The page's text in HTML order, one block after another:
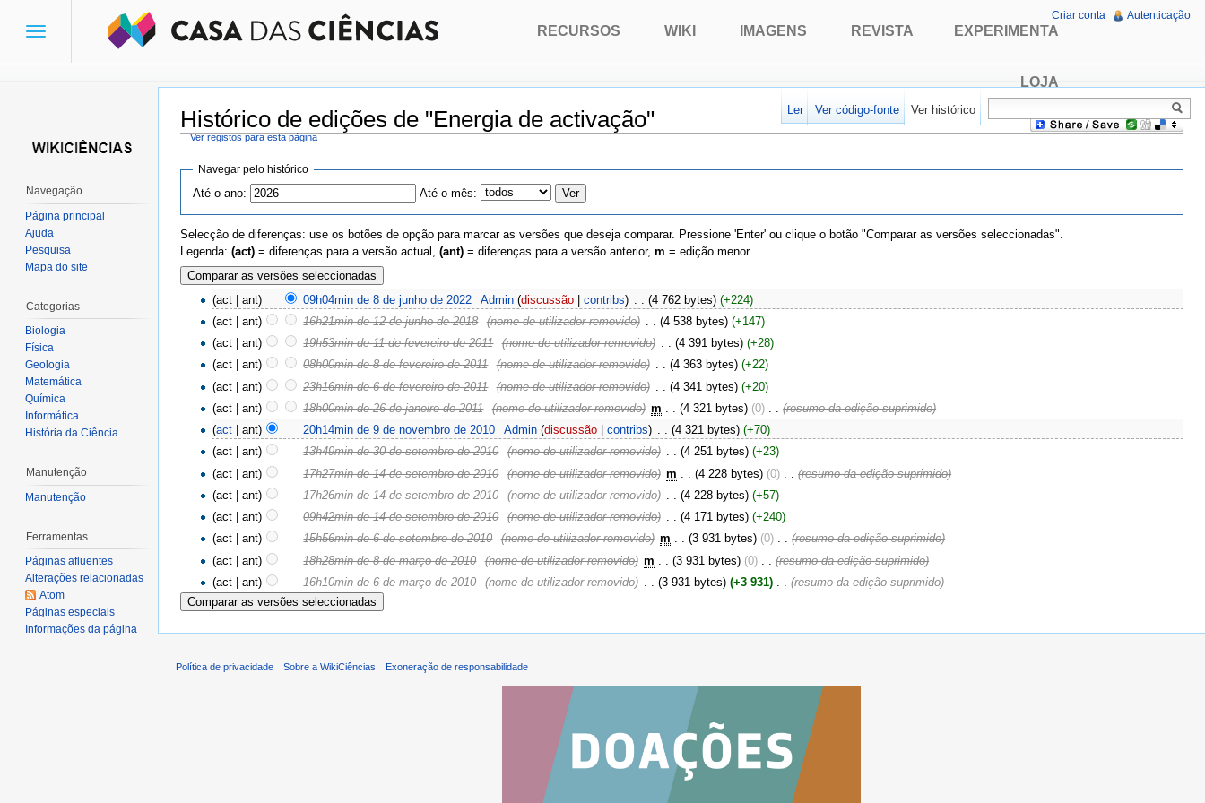
Histórico de edições de "Energia de activação"
Ver registos para esta página
Navegar pelo histórico
Até o ano: Até o mês:
Selecção de diferenças: use os botões de opção para marcar as versões que deseja comparar. Pressione 'Enter' ou clique o botão "Comparar as versões seleccionadas".
Legenda: (act) = diferenças para a versão actual, (ant) = diferenças para a versão anterior, m = edição menor
(act | ant) 09h04min de 8 de junho de 2022 Admin (discussão| contribs) (4 762 bytes) (+224)
(act | ant)
16h21min de 12 de junho de 2018‎ (nome de utilizador removido) (4 538 bytes) (+147)
(act | ant)
19h53min de 11 de fevereiro de 2011‎ (nome de utilizador removido) . . (4 391 bytes) (+28)
(act | ant)
08h00min de 8 de fevereiro de 2011‎ (nome de utilizador removido) . . (4 363 bytes) (+22)
(act | ant)
23h16min de 6 de fevereiro de 2011‎ (nome de utilizador removido) (4 341 bytes) (+20)
(act | ant)
18h00min de 26 de janeiro de 2011‎ (nome de utilizador removido) ‎m (4 321 bytes) (0)
(resumo da edição suprimido)
(act | ant) 20h14min de 9 de novembro de 2010 Admin (discussão| contribs) . . (4 321 bytes) (+70)
(act | ant)
13h49min de 30 de setembro de 2010‎ (nome de utilizador removido) . . (4 251 bytes) (+23)
(act | ant)
17h27min de 14 de setembro de 2010‎ (nome de utilizador removido) ‎m (4 228 bytes) (0)
(resumo da edição suprimido)
(act | ant)
17h26min de 14 de setembro de 2010‎ (nome de utilizador removido) (4 228 bytes) (+57)
(act | ant)
09h42min de 14 de setembro de 2010‎ (nome de utilizador removido) . . (4 171 bytes) (+240)
(act | ant)
15h56min de 6 de setembro de 2010‎ (nome de utilizador removido) ‎m . . (3 931 bytes) (0) . . (resumo da edição suprimido)
(act | ant)
18h28min de 8 de março de 2010‎ (nome de utilizador removido) ‎m (3 931 bytes) (0)
(resumo da edição suprimido)
(act | ant)
16h10min de 6 de março de 2010‎ (nome de utilizador removido) . . (3 931 bytes) (+3 931) . . (resumo da edição suprimido)
Toggle
RECURSOS WIKI IMAGENS REVISTA EXPERIMENTA
LOJA
Criar conta Autenticação
Ler Ver código-fonte Ver histórico
Navegação
Página principal
Ajuda
Pesquisa
Mapa do site
Categorias
Biologia
Física
Geologia
Matemática
Química
Informática
História da Ciência
Manutenção
Manutenção
Ferramentas
Páginas afluentes
Alterações relacionadas
Atom
Páginas especiais
Informações da página
Política de privacidade Sobre a WikiCiências Exoneração de responsabilidade